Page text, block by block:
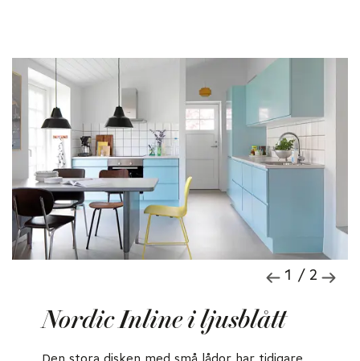
1 / 2
Nordic Inline i ljusblått